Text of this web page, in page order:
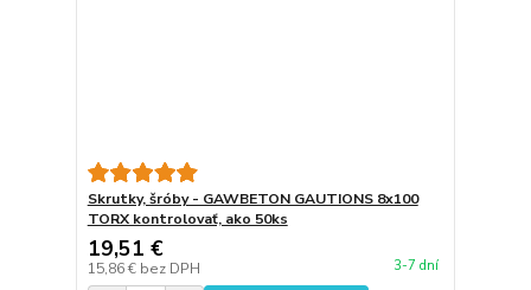
Skrutky, šróby - GAWBETON GAUTIONS 8x100
TORX kontrolovať, ako 50ks
19,51 €
15,86 € bez DPH 3-7 dní